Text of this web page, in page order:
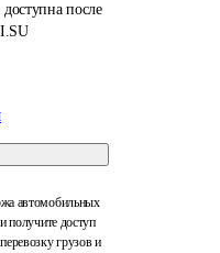
после
автомобильных
получите доступ
грузов и